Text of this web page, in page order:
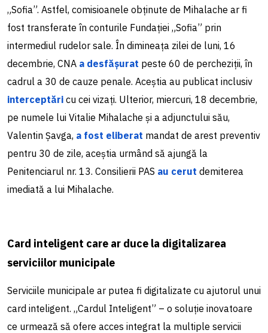
„Sofia”. Astfel, comisioanele obținute de Mihalache ar fi
fost transferate în conturile Fundației „Sofia” prin
intermediul rudelor sale. În dimineața zilei de luni, 16
decembrie, CNA a desfășurat peste 60 de percheziții, în
cadrul a 30 de cauze penale. Aceștia au publicat inclusiv
interceptări cu cei vizați. Ulterior, miercuri, 18 decembrie,
pe numele lui Vitalie Mihalache și a adjunctului său,
Valentin Șavga, a fost eliberat mandat de arest preventiv
pentru 30 de zile, aceștia urmând să ajungă la
Penitenciarul nr. 13. Consilierii PAS au cerut demiterea
imediată a lui Mihalache.
Card inteligent care ar duce la digitalizarea
serviciilor municipale
Serviciile municipale ar putea fi digitalizate cu ajutorul unui
card inteligent. „Cardul Inteligent” – o soluție inovatoare
ce urmează să ofere acces integrat la multiple servicii